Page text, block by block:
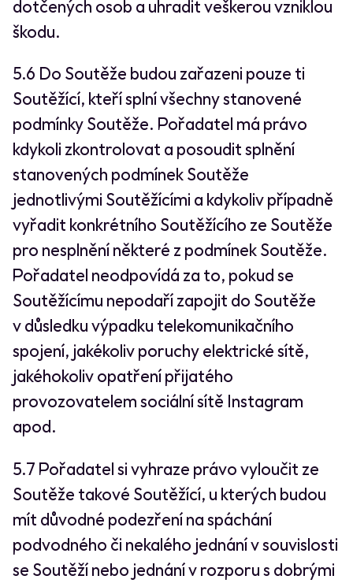
dotčených osob a uhradit veškerou vzniklou
škodu.
5.6 Do Soutěže budou zařazeni pouze ti
Soutěžící, kteří splní všechny stanovené
podmínky Soutěže. Pořadatel má právo
kdykoli zkontrolovat a posoudit splnění
stanovených podmínek Soutěže
jednotlivými Soutěžícími a kdykoliv případně
vyřadit konkrétního Soutěžícího ze Soutěže
pro nesplnění některé z podmínek Soutěže.
Pořadatel neodpovídá za to, pokud se
Soutěžícímu nepodaří zapojit do Soutěže
v důsledku výpadku telekomunikačního
spojení, jakékoliv poruchy elektrické sítě,
jakéhokoliv opatření přijatého
provozovatelem sociální sítě Instagram
apod.
5.7 Pořadatel si vyhraze právo vyloučit ze
Soutěže takové Soutěžící, u kterých budou
mít důvodné podezření na spáchání
podvodného či nekalého jednání v souvislosti
se Soutěží nebo jednání v rozporu s dobrými